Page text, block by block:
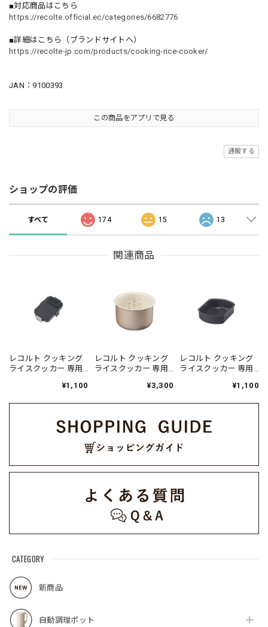
CATEGORY
新商品
自動調理ポット
■対応商品はこちら
https://recolte.official.ec/categories/6682776
■詳細はこちら（ブランドサイトへ）
https://recolte-jp.com/products/cooking-rice-cooker/
JAN：9100393
この商品をアプリで見る
通報する
ショップの評価
すべて 174 15 13
関連商品
レコルト クッキング
ライスクッカー 専用
RCR-2SP(GY)（対応
¥1,100
レコルト クッキング
ライスクッカー 専用
¥3,300
レコルト クッキング
ライスクッカー 専用
2CT（対応型番:RCR-
¥1,100